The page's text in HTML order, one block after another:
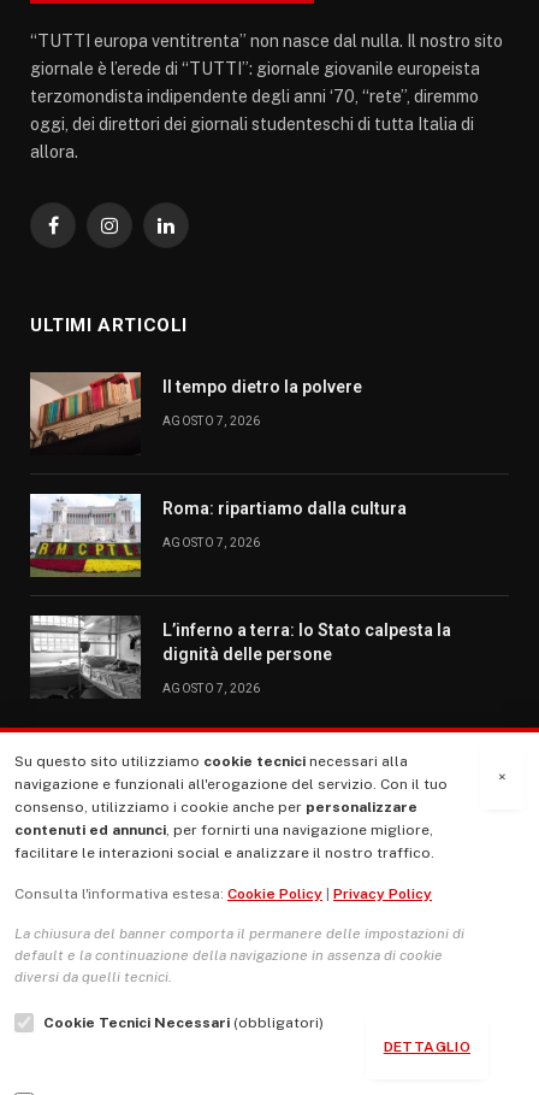
“TUTTI europa ventitrenta” non nasce dal nulla. Il nostro sito
giornale è l’erede di “TUTTI”: giornale giovanile europeista
terzomondista indipendente degli anni ‘70, “rete”, diremmo
oggi, dei direttori dei giornali studenteschi di tutta Italia di
allora.
FacebookInstagramLinkedIn
ULTIMI ARTICOLI
Il tempo dietro la polvere
AGOSTO 7, 2026
Roma: ripartiamo dalla cultura
AGOSTO 7, 2026
L’inferno a terra: lo Stato calpesta la
dignità delle persone
AGOSTO 7, 2026
MENU
La Nostra Storia
Le Copertine
L’Associazione
Indirizzo Socio Politico Culturale
×
Su questo sito utilizziamo cookie tecnici necessari alla
navigazione e funzionali all'erogazione del servizio. Con il tuo
consenso, utilizziamo i cookie anche per personalizzare
contenuti ed annunci, per fornirti una navigazione migliore,
facilitare le interazioni social e analizzare il nostro traffico.
Consulta l'informativa estesa: Cookie Policy Privacy Policy
La chiusura del banner comporta il permanere delle impostazioni di
default e la continuazione della navigazione in assenza di cookie
diversi da quelli tecnici.
Cookie Tecnici Necessari (obbligatori)
DETTAGLIO